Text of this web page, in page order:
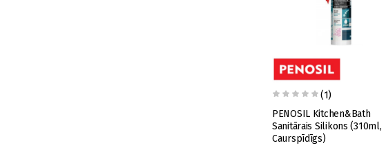
(1)
PENOSIL Kitchen&Bath
Sanitārais Silikons (310ml,
Caurspīdīgs)